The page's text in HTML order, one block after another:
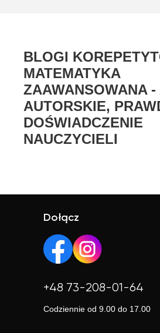
BLOGI
MATEMATYKA
ZAAWANSOWANA
AUTORSKIE,
DOŚWIADCZENIE
NAUCZYCIELI
Dołącz
+48 73-208-01-64
Codziennie od 9.00 do 17.00